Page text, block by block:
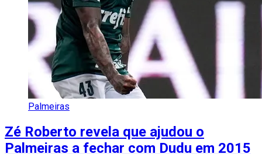
Palmeiras
Zé Roberto revela que ajudou o
Palmeiras a fechar com Dudu em 2015